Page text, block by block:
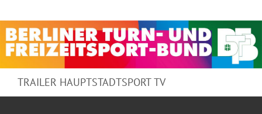
TRAILER HAUPTSTADTSPORT TV